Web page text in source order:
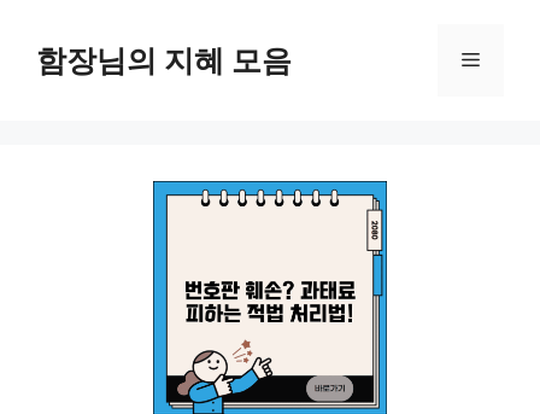
함장님의 지혜 모음 메